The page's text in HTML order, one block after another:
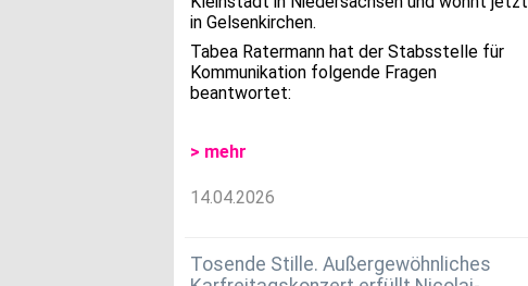
in Gelsenkirchen.
Tabea Ratermann hat der Stabsstelle für
Kommunikation folgende Fragen
beantwortet:
> mehr
14.04.2026
Tosende Stille. Außergewöhnliches